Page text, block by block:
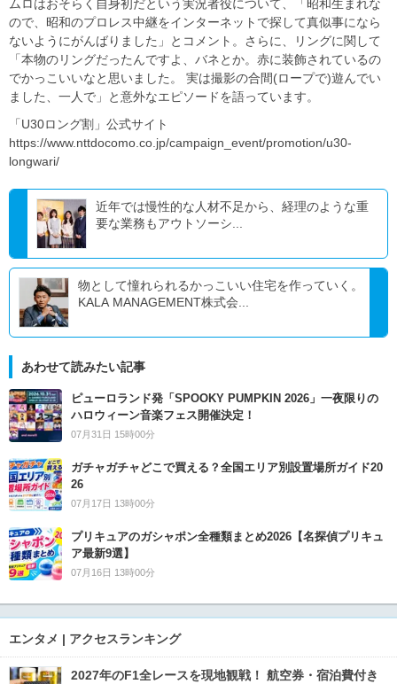
ムロはおそらく自身初だという実況者役について、「昭和生まれな
ので、昭和のプロレス中継をインターネットで探して真似事になら
ないようにがんばりました」とコメント。さらに、リングに関して
「本物のリングだったんですよ、バネとか。赤に装飾されているの
でかっこいいなと思いました。 実は撮影の合間(ロープで)遊んでい
ました、一人で」と意外なエピソードを語っています。
「U30ロング割」公式サイト
https://www.nttdocomo.co.jp/campaign_event/promotion/u30-
longwari/
近年では慢性的な人材不足から、経理のような重
要な業務もアウトソーシ...
物として憧れられるかっこいい住宅を作っていく。
KALA MANAGEMENT株式会...
あわせて読みたい記事
ピューロランド発「SPOOKY PUMPKIN 2026」一夜限りの
ハロウィーン音楽フェス開催決定！
07月31日 15時00分
ガチャガチャどこで買える？全国エリア別設置場所ガイド20
26
07月17日 13時00分
プリキュアのガシャポン全種類まとめ2026【名探偵プリキュ
ア最新9選】
07月16日 13時00分
エンタメ | アクセスランキング
2027年のF1全レースを現地観戦！ 航空券・宿泊費付き